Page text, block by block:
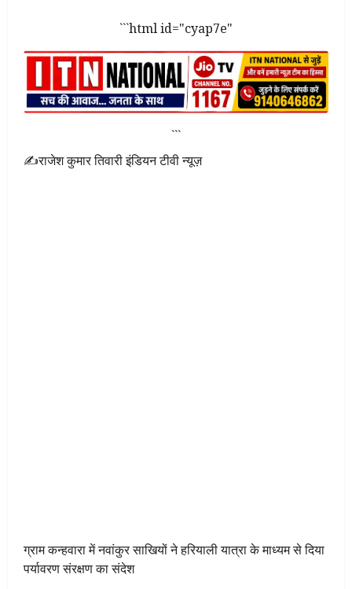
```html id="cyap7e"
```
✍राजेश कुमार तिवारी इंडियन टीवी न्यूज़
ग्राम कन्हवारा में नवांकुर साखियों ने हरियाली यात्रा के माध्‍यम से दिया
पर्यावरण संरक्षण का संदेश